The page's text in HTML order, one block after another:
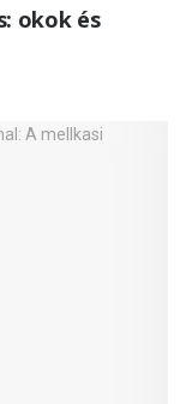
okok és